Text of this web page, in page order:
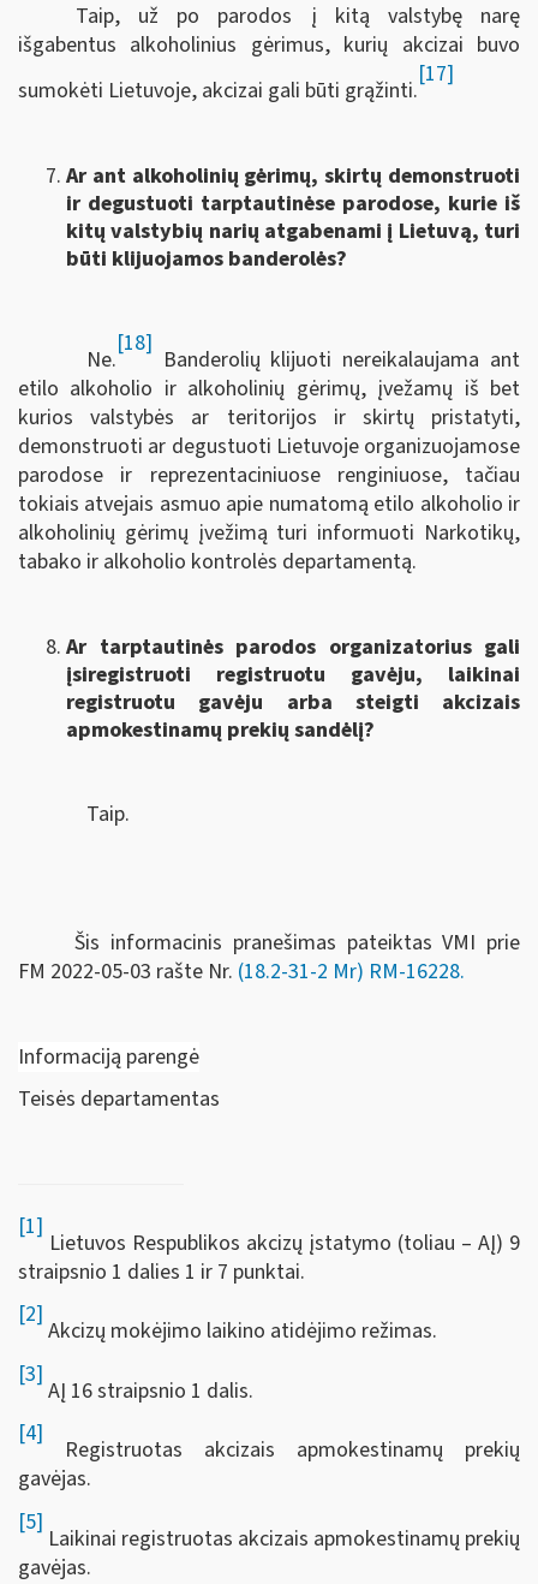
Taip, už po parodos į kitą valstybę narę
išgabentus alkoholinius gėrimus, kurių akcizai buvo
sumokėti Lietuvoje, akcizai gali būti grąžinti.
[17]
Ar ant alkoholinių gėrimų, skirtų demonstruoti
ir degustuoti tarptautinėse parodose, kurie iš
kitų valstybių narių atgabenami į Lietuvą, turi
būti klijuojamos banderolės?
Ne.
[18]
Banderolių klijuoti nereikalaujama ant
etilo alkoholio ir alkoholinių gėrimų, įvežamų iš bet
kurios valstybės ar teritorijos ir skirtų pristatyti,
demonstruoti ar degustuoti Lietuvoje organizuojamose
parodose ir reprezentaciniuose renginiuose, tačiau
tokiais atvejais asmuo apie numatomą etilo alkoholio ir
alkoholinių gėrimų įvežimą turi informuoti Narkotikų,
tabako ir alkoholio kontrolės departamentą.
Ar tarptautinės parodos organizatorius gali
įsiregistruoti registruotu gavėju, laikinai
registruotu gavėju arba steigti akcizais
apmokestinamų prekių sandėlį?
Taip.
Šis informacinis pranešimas pateiktas VMI prie
FM 2022-05-03 rašte Nr. (18.2-31-2 Mr) RM-16228.
Informaciją parengė
Teisės departamentas
[1]
Lietuvos Respublikos akcizų įstatymo (toliau – AĮ) 9
straipsnio 1 dalies 1 ir 7 punktai.
[2]
Akcizų mokėjimo laikino atidėjimo režimas.
[3]
AĮ 16 straipsnio 1 dalis.
[4]
Registruotas akcizais apmokestinamų prekių
gavėjas.
[5]
Laikinai registruotas akcizais apmokestinamų prekių
gavėjas.